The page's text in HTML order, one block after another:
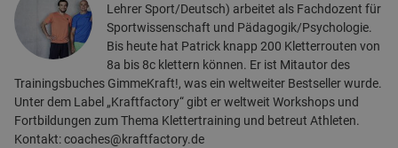
Lehrer Sport/Deutsch) arbeitet als Fachdozent für
Sportwissenschaft und Pädagogik/Psychologie.
Bis heute hat Patrick knapp 200 Kletterrouten von
8a bis 8c klettern können. Er ist Mitautor des
Trainingsbuches GimmeKraft!, was ein weltweiter Bestseller wurde.
Unter dem Label „Kraftfactory“ gibt er weltweit Workshops und
Fortbildungen zum Thema Klettertraining und betreut Athleten.
Kontakt: coaches@kraftfactory.de